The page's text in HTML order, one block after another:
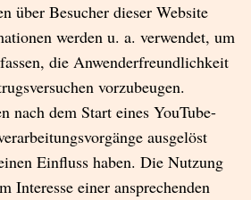
über Besucher dieser Website
werden u. a. verwendet, um
die Anwenderfreundlichkeit
vorzubeugen.
nach dem Start eines YouTube-
ausgelöst
Einfluss haben. Die Nutzung
Interesse einer ansprechenden